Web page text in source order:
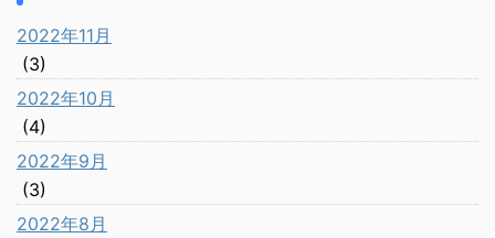
2022年11月
(3)
2022年10月
(4)
2022年9月
(3)
2022年8月